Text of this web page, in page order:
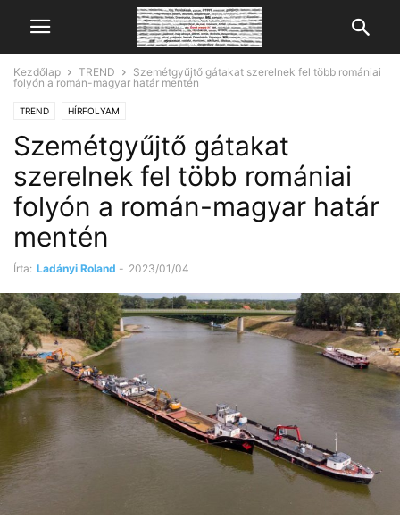
Kezdőlap TREND
Szemétgyűjtő gátakat szerelnek fel több romániai
folyón a román-magyar határ mentén
TREND HÍRFOLYAM
Szemétgyűjtő gátakat
szerelnek fel több romániai
folyón a román-magyar határ
mentén
Írta: Ladányi Roland - 2023/01/04